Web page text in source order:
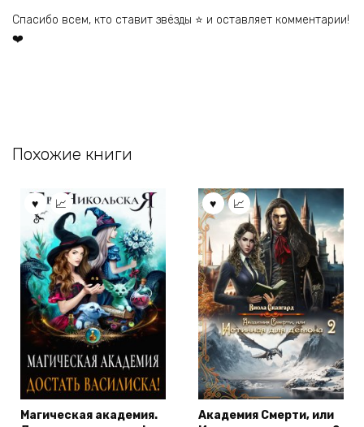
Спасибо всем, кто ставит звёзды ⭐ и оставляет комментарии!
❤️
Похожие книги
Магическая академия.
Академия Смерти, или